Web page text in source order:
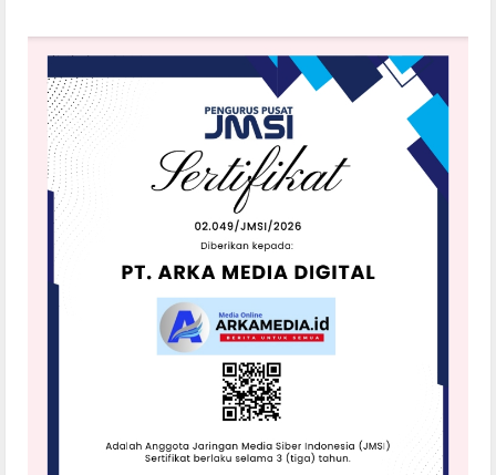
Pimpin
Panen
Nasional,
Sumut
dan
Bupati
Sergai
Tegaskan
Komitmen
Swasembada
Pangan